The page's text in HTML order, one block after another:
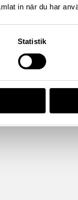
in när du har
Statistik